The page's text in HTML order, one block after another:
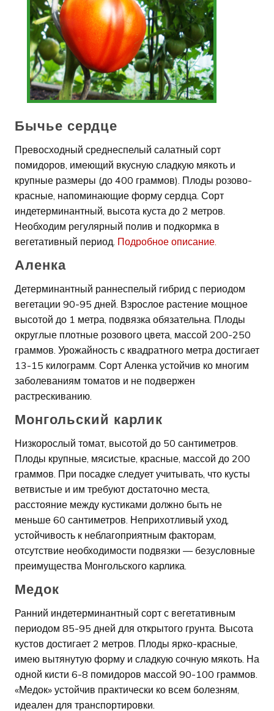
Бычье сердце
Превосходный среднеспелый салатный сорт
помидоров, имеющий вкусную сладкую мякоть и
крупные размеры (до 400 граммов). Плоды розово-
красные, напоминающие форму сердца. Сорт
индетерминантный, высота куста до 2 метров.
Необходим регулярный полив и подкормка в
вегетативный период. Подробное описание.
Аленка
Детерминантный раннеспелый гибрид с периодом
вегетации 90-95 дней. Взрослое растение мощное
высотой до 1 метра, подвязка обязательна. Плоды
округлые плотные розового цвета, массой 200-250
граммов. Урожайность с квадратного метра достигает
13-15 килограмм. Сорт Аленка устойчив ко многим
заболеваниям томатов и не подвержен
растрескиванию.
Монгольский карлик
Низкорослый томат, высотой до 50 сантиметров.
Плоды крупные, мясистые, красные, массой до 200
граммов. При посадке следует учитывать, что кусты
ветвистые и им требуют достаточно места,
расстояние между кустиками должно быть не
меньше 60 сантиметров. Неприхотливый уход,
устойчивость к неблагоприятным факторам,
отсутствие необходимости подвязки — безусловные
преимущества Монгольского карлика.
Медок
Ранний индетерминантный сорт с вегетативным
периодом 85-95 дней для открытого грунта. Высота
кустов достигает 2 метров. Плоды ярко-красные,
имею вытянутую форму и сладкую сочную мякоть. На
одной кисти 6-8 помидоров массой 90-100 граммов.
«Медок» устойчив практически ко всем болезням,
идеален для транспортировки.